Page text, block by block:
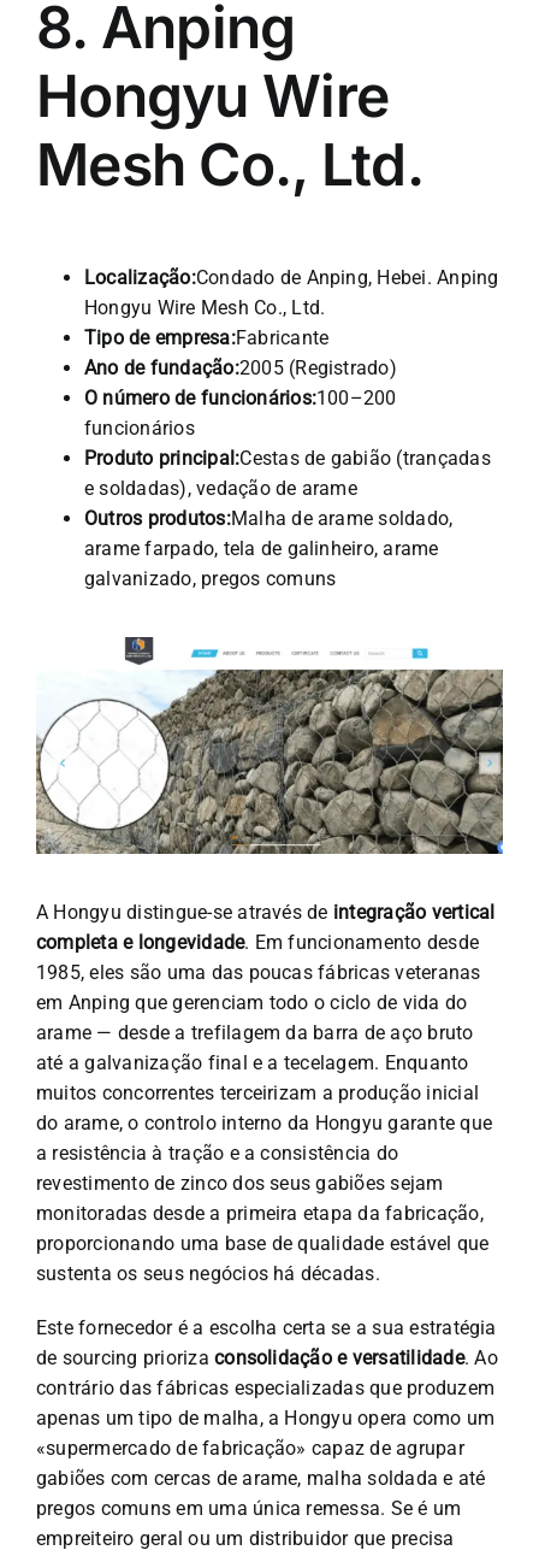
8. Anping
Hongyu Wire
Mesh Co., Ltd.
Localização:Condado de Anping, Hebei. Anping
Hongyu Wire Mesh Co., Ltd.
Tipo de empresa:Fabricante
Ano de fundação:2005 (Registrado)
O número de funcionários:100–200
funcionários
Produto principal:Cestas de gabião (trançadas
e soldadas), vedação de arame
Outros produtos:Malha de arame soldado,
arame farpado, tela de galinheiro, arame
galvanizado, pregos comuns
A Hongyu distingue-se através de integração vertical
completa e longevidade. Em funcionamento desde
1985, eles são uma das poucas fábricas veteranas
em Anping que gerenciam todo o ciclo de vida do
arame — desde a trefilagem da barra de aço bruto
até a galvanização final e a tecelagem. Enquanto
muitos concorrentes terceirizam a produção inicial
do arame, o controlo interno da Hongyu garante que
a resistência à tração e a consistência do
revestimento de zinco dos seus gabiões sejam
monitoradas desde a primeira etapa da fabricação,
proporcionando uma base de qualidade estável que
sustenta os seus negócios há décadas.
Este fornecedor é a escolha certa se a sua estratégia
de sourcing priorizaconsolidação e versatilidade. Ao
contrário das fábricas especializadas que produzem
apenas um tipo de malha, a Hongyu opera como um
«supermercado de fabricação» capaz de agrupar
gabiões com cercas de arame, malha soldada e até
pregos comuns em uma única remessa. Se é um
empreiteiro geral ou um distribuidor que precisa